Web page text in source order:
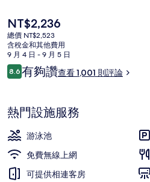
集目
前
的
價
格
是
NT$2,236
總價 NT$2,523
含稅金和其他費用
9 月 4 日 - 9 月 5 日
評
論
8.68.6 分，滿分 10 分，
有夠讚查看 1,001 則評論
熱門設施服務
游泳池
免費無線上網
可提供相連客房